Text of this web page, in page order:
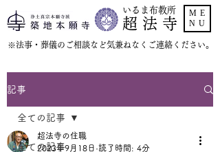
いるま布教所
超 法 寺
​※法事・葬儀のご相談など気兼ねなくご連絡ください。
ME
NU
記事
全ての記事
全ての記事
超法寺の住職
2023年9月18日 読了時間: 4分